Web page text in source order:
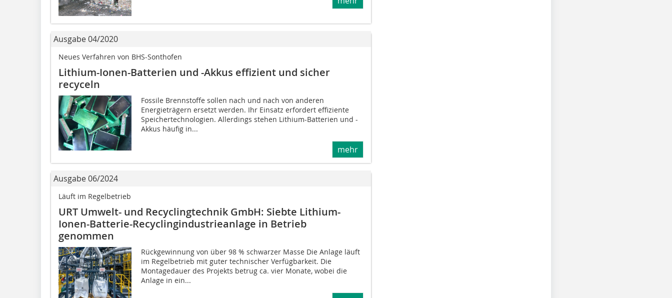
Ausgabe 04/2020
Neues Verfahren von BHS-Sonthofen
Lithium-Ionen-Batterien und -Akkus effizient und sicher
recyceln
Fossile Brennstoffe sollen nach und nach von anderen
Energieträgern ersetzt werden. Ihr Einsatz erfordert effiziente
Speichertechnologien. Allerdings stehen Lithium-Batterien und -
Akkus häufig in...
mehr
Ausgabe 06/2024
Läuft im Regelbetrieb
URT Umwelt- und Recyclingtechnik GmbH: Siebte Lithium-
Ionen-Batterie-Recyclingindustrieanlage in Betrieb
genommen
Rückgewinnung von über 98 % schwarzer Masse Die Anlage läuft
im Regelbetrieb mit guter technischer Verfügbarkeit. Die
Montagedauer des Projekts betrug ca. vier Monate, wobei die
Anlage in ein...